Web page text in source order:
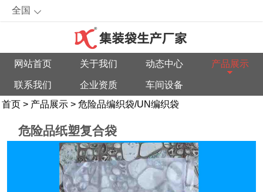
全国
网站首页 关于我们 动态中心 产品展示
联系我们 企业资质
车间设备
首页 > 产品展示 > 危险品编织袋/UN编织袋
危险品纸塑复合袋